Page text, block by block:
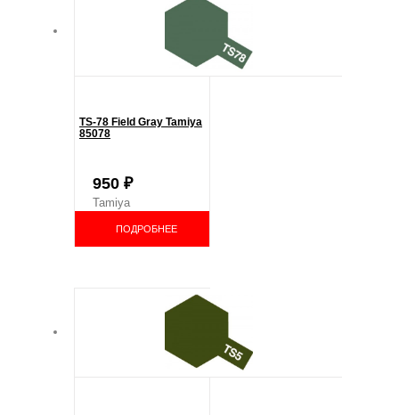
TS-78 Field Gray Tamiya
85078
950 ₽
Tamiya
ПОДРОБНЕЕ